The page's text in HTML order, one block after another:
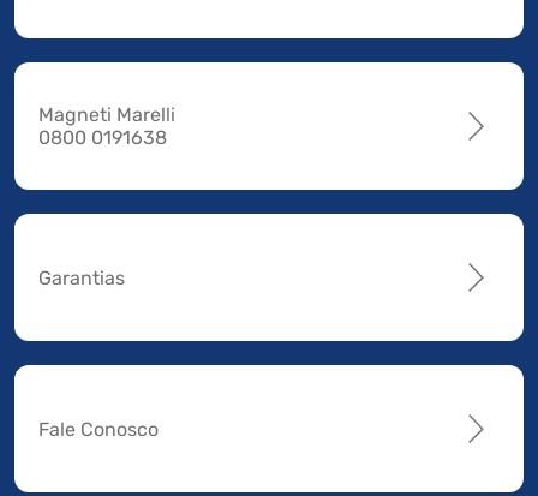
Magneti Marelli
0800 0191638
Garantias
Fale Conosco